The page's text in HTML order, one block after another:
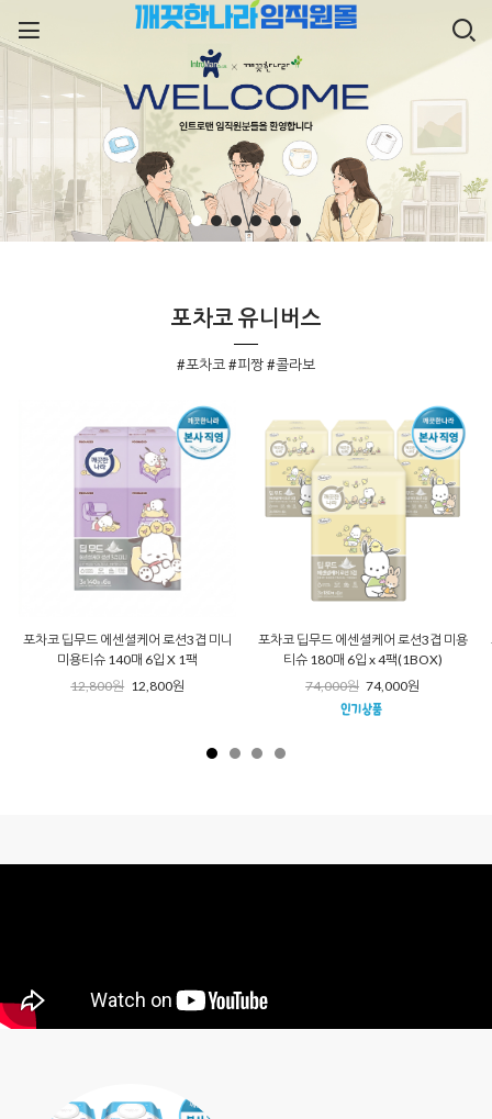
포차코 유니버스
#포차코 #피짱 #콜라보
포차코 딥무드 에센셜케어 로션3겹 미니
미용티슈 140매 6입 X 1팩
12,800원 12,800원
포차코 딥무드 에센셜케어 로션3겹 미용
티슈 180매 6입 x 4팩(1BOX)
74,000원 74,000원